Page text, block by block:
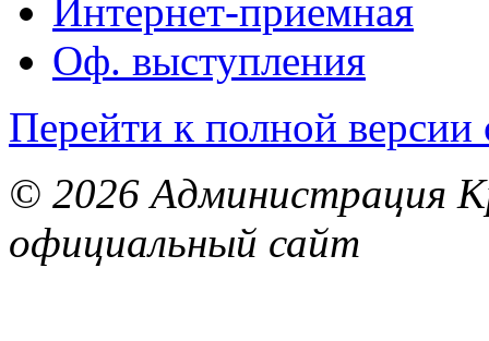
Интернет-приемная
Оф. выступления
Перейти к полной версии
© 2026 Администрация
официальный сайт